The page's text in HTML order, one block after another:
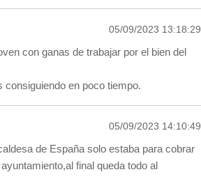
05/09/2023 13:18:29
con ganas de trabajar por el bien del
consiguiendo en poco tiempo.
05/09/2023 14:10:49
de España solo estaba para cobrar
final queda todo al